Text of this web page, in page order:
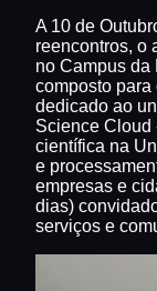
A 10 de
reencontros, o
no Campus da
composto para
dedicado ao
Science Cloud
científica na
e
empresas e
dias)
serviços e